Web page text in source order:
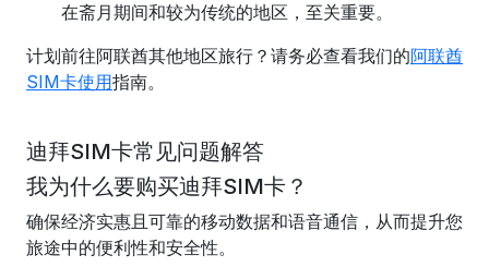
在斋月期间和较为传统的地区，至关重要。
计划前往阿联酋其他地区旅行？请务必查看我们的阿联酋
SIM卡使用指南。
迪拜SIM卡常见问题解答
我为什么要购买迪拜SIM卡？
确保经济实惠且可靠的移动数据和语音通信，从而提升您
旅途中的便利性和安全性。